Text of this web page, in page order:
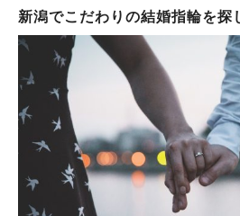
新潟でこだわりの結婚指輪を探